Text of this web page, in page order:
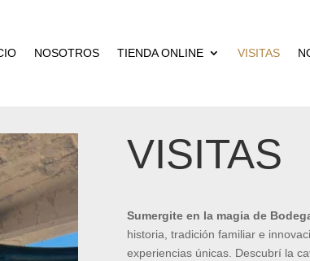
NOSOTROS TIENDA ONLINE VISITAS
VISITAS
Sumergite en la magia de
historia, tradición familiar e
experiencias únicas. Descubrí la